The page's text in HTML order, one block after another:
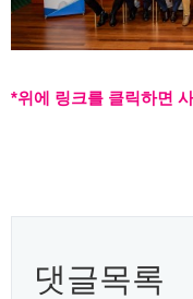
*위에 링크를 클릭하면
댓글목록